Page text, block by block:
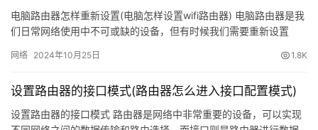
电脑路由器怎样重新设置(电脑怎样设置wifi路由器) 电脑路由器是我
们日常网络使用中不可或缺的设备，但有时候我们需要重新设置
网络 2024年10月25日 1.8K
设置路由器的接口模式(路由器怎么进入接口配置模式)
设置路由器的接口模式 路由器是网络中非常重要的设备，可以实现